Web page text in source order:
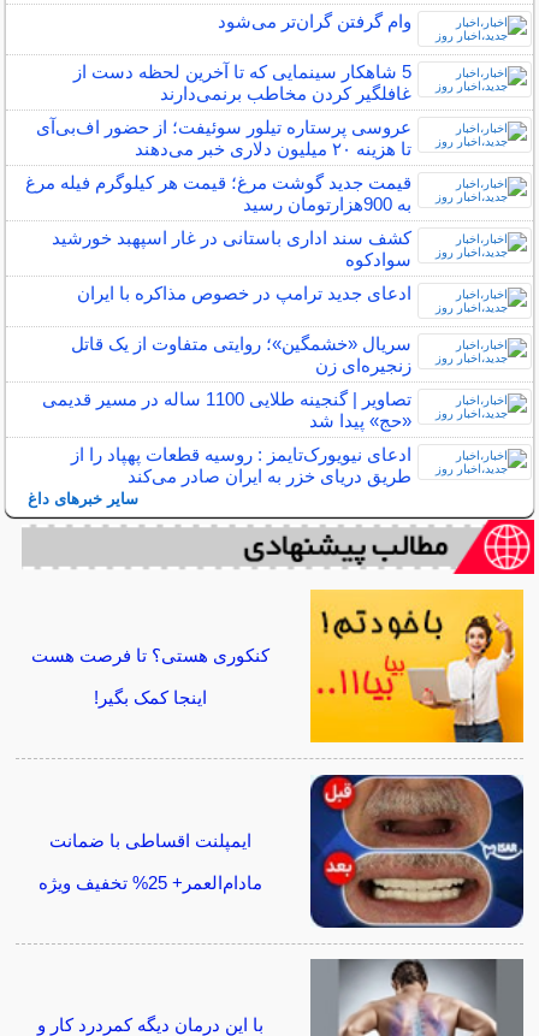
وام گرفتن گران‌تر می‌شود
5 شاهکار سینمایی که تا آخرین لحظه دست از
غافلگیر کردن مخاطب برنمی‌دارند
عروسی پرستاره تیلور سوئیفت؛ از حضور اف‌بی‌آی
تا هزینه ۲۰ میلیون دلاری خبر می‌دهند
قیمت جدید گوشت مرغ؛ قیمت هر کیلوگرم فیله مرغ
به 900هزارتومان رسید
کشف سند اداری باستانی در غار اسپهبد خورشید
سوادکوه
ادعای جدید ترامپ در خصوص مذاکره با ایران
سریال «خشمگین»؛ روایتی متفاوت از یک قاتل
زنجیره‌ای زن
تصاویر | گنجینه طلایی 1100 ساله در مسیر قدیمی
«حج» پیدا شد
ادعای نیویورک‌تایمز : روسیه قطعات پهپاد را از
طریق دریای خزر به ایران صادر می‌کند
سایر خبرهای داغ
کنکوری هستی؟ تا فرصت هست
اینجا کمک بگیر!
ایمپلنت اقساطی با ضمانت
مادام‌العمر+ 25% تخفیف ویژه
با این درمان دیگه کمردرد کار و